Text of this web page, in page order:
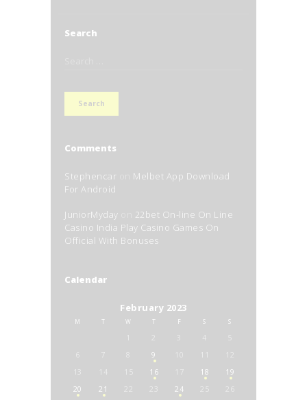
Search
Comments
Stephencar
Melbet App Download
For Android
JuniorMyday
22bet On-line On Line
Casino India Play Casino Games On
Official With Bonuses
Calendar
February 2023
M T W T F S S
1 4
6
7 9 10 11
12
13
14 15 16 17 18
19
20
21 24
26